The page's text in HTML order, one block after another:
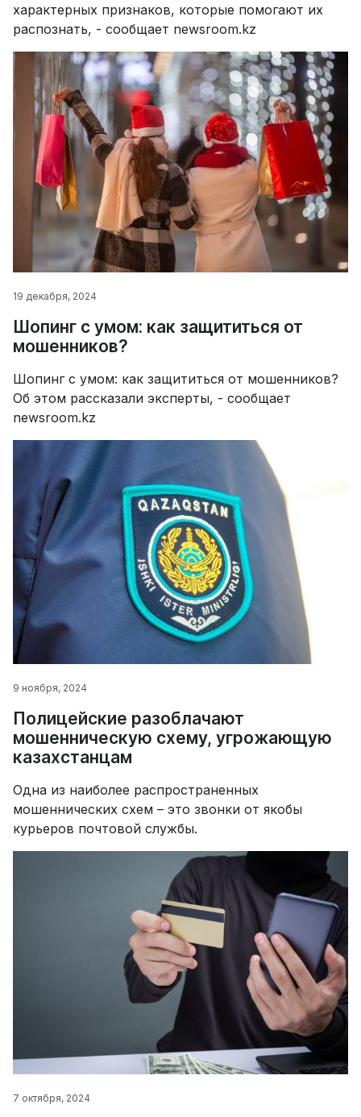
характерных признаков, которые помогают их
распознать, - сообщает newsroom.kz
19 декабря, 2024
Шопинг с умом: как защититься от
мошенников?
Шопинг с умом: как защититься от мошенников?
Об этом рассказали эксперты, - сообщает
newsroom.kz
9 ноября, 2024
Полицейские разоблачают
мошенническую схему, угрожающую
казахстанцам
Одна из наиболее распространенных
мошеннических схем – это звонки от якобы
курьеров почтовой службы.
7 октября, 2024